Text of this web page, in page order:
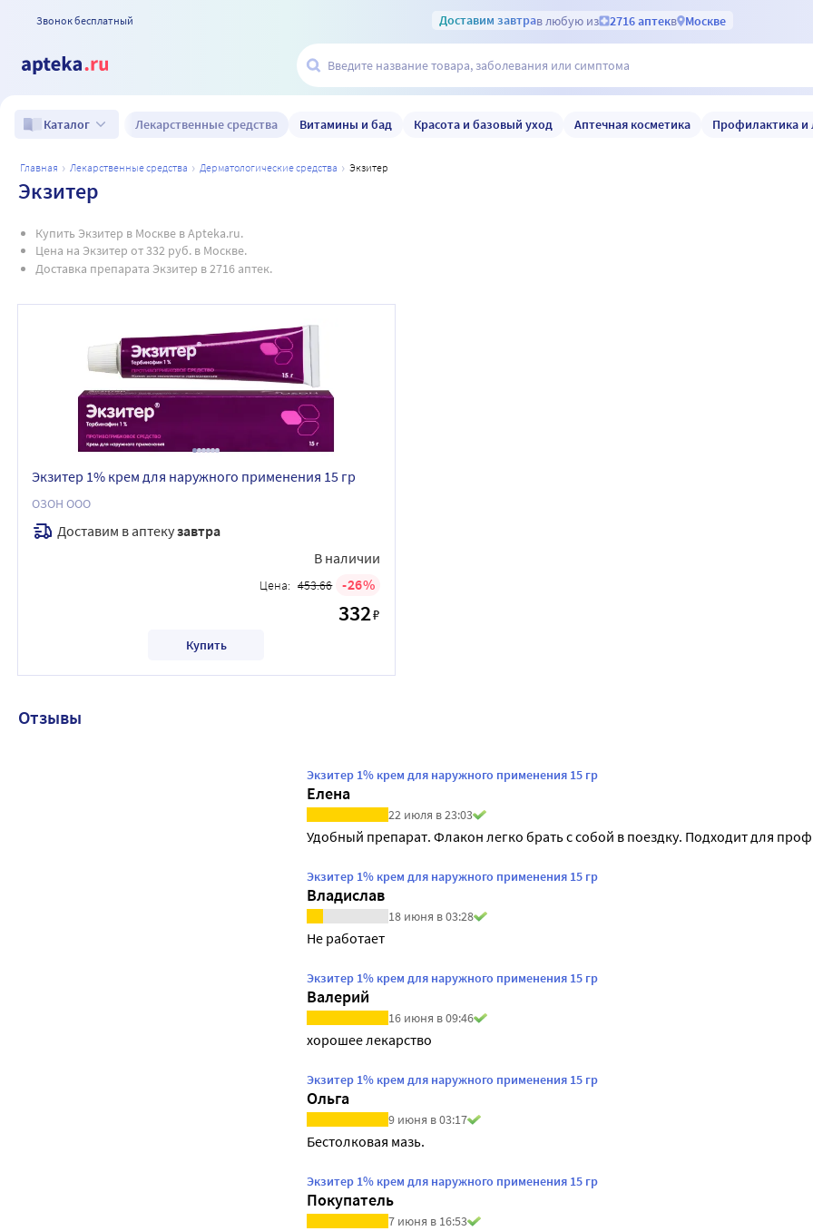
Звонок бесплатный Доставим завтрав любую из 2716 аптекв Москве
Каталог Лекарственные средства Витамины и бад Красота и базовый уход Аптечная косметика Профилактика и
главная лекарственные средства дерматологические средства экзитер
Экзитер
Купить Экзитер в Москве в Apteka.ru.
Цена на Экзитер от 332 руб. в Москве.
Доставка препарата Экзитер в 2716 аптек.
Экзитер 1% крем для наружного применения 15 гр
ОЗОН ООО
Доставим в аптекузавтра
В наличии
Цена: 453.66 26
332₽
Купить
Отзывы
Экзитер 1% крем для наружного применения 15 гр
Елена
22 июля в 23:03
Удобный препарат. Флакон легко брать с собой в поездку. Подходит для
Экзитер 1% крем для наружного применения 15 гр
Владислав
18 июня в 03:28
Не работает
Экзитер 1% крем для наружного применения 15 гр
Валерий
16 июня в 09:46
хорошее лекарство
Экзитер 1% крем для наружного применения 15 гр
Ольга
9 июня в 03:17
Бестолковая мазь.
Экзитер 1% крем для наружного применения 15 гр
Покупатель
7 июня в 16:53